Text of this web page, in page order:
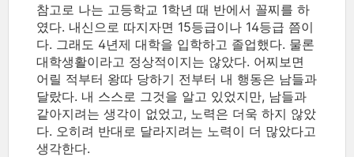
참고로 나는 고등학교 1학년 때 반에서 꼴찌를 하
였다. 내신으로 따지자면 15등급이나 14등급 쯤이
다. 그래도 4년제 대학을 입학하고 졸업했다. 물론
대학생활이라고 정상적이지는 않았다. 어찌보면
어릴 적부터 왕따 당하기 전부터 내 행동은 남들과
달랐다. 내 스스로 그것을 알고 있었지만, 남들과
같아지려는 생각이 없었고, 노력은 더욱 하지 않았
다. 오히려 반대로 달라지려는 노력이 더 많았다고
생각한다.